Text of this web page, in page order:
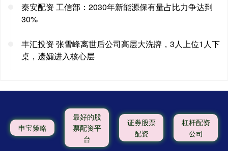
秦安配资 工信部：2030年新能源保有量占比力争达到
30%
丰汇投资 张雪峰离世后公司高层大洗牌，3人上位1人下
桌，遗孀进入核心层
申宝策略
最好的股
票配资平
台
证券股票
配资
杠杆配资
公司